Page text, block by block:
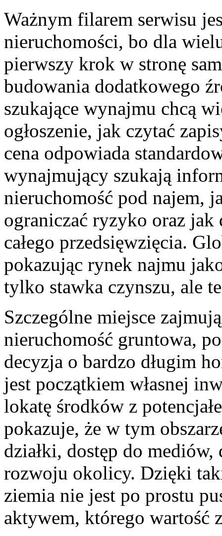
Ważnym filarem serwisu
nieruchomości, bo dla
pierwszy krok w stronę
budowania dodatkowego
szukające wynajmu chcą
ogłoszenie, jak czytać
cena odpowiada
wynajmujący szukają
nieruchomość pod najem,
ograniczać ryzyko oraz jak
całego przedsięwzięcia.
pokazując rynek najmu
tylko stawka czynszu, ale
Szczególne miejsce
nieruchomość gruntowa,
decyzja o bardzo długim
jest początkiem własnej
lokatę środków z
pokazuje, że w tym
działki, dostęp do
rozwoju okolicy. Dzięki
ziemia nie jest po prostu
aktywem, którego wartość